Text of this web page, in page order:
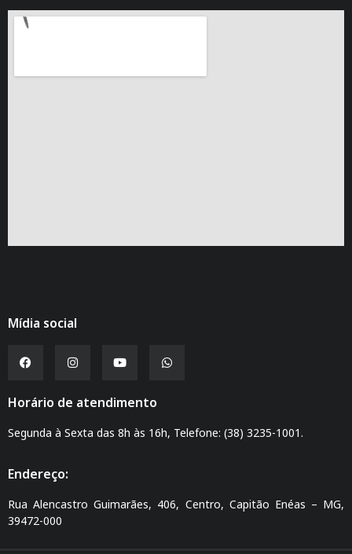
Mídia social
Horário de atendimento
Segunda à Sexta das 8h às 16h, Telefone: (38) 3235-1001.
Endereço:
Rua Alencastro Guimarães, 406, Centro, Capitão Enéas – MG,
39472-000